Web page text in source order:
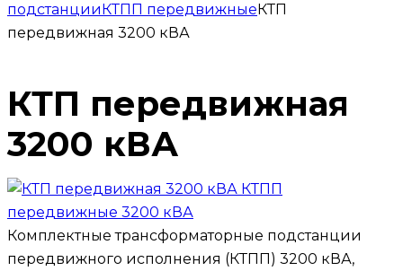
подстанции КТПП передвижные КТП
передвижная 3200 кВА
КТП передвижная
3200 кВА
Комплектные трансформаторные подстанции
передвижного исполнения (КТПП) 3200 кВА,